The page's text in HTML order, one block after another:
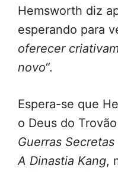
Hemsworth diz
esperando para
oferecer
novo“.
Espera-se que
o Deus do
Guerras Secretas
A Dinastia Kang,